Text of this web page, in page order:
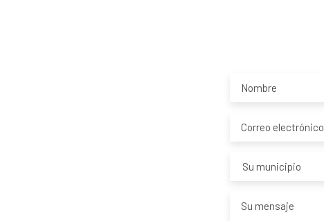
Nombre
Correo electrónico
Su municipio
Su mensaje